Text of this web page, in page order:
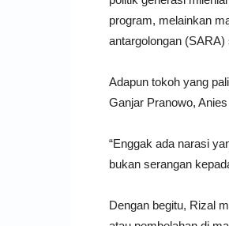
program, melainkan
antargolongan
Adapun tokoh yang
Ganjar Pranowo,
“Enggak ada narasi
bukan serangan
Dengan begitu, Rizal